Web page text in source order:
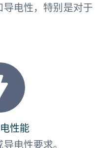
电性，特别是对于
性能
电性要求。